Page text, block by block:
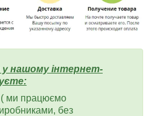
нашому інтернет-
( ми працюємо
без